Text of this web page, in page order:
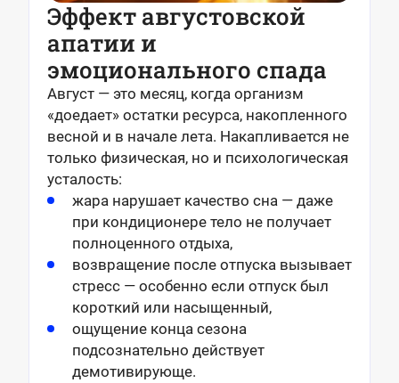
Эффект августовской
апатии и
эмоционального спада
Август — это месяц, когда организм
«доедает» остатки ресурса, накопленного
весной и в начале лета. Накапливается не
только физическая, но и психологическая
усталость:
жара нарушает качество сна — даже
при кондиционере тело не получает
полноценного отдыха,
возвращение после отпуска вызывает
стресс — особенно если отпуск был
короткий или насыщенный,
ощущение конца сезона
подсознательно действует
демотивирующе.